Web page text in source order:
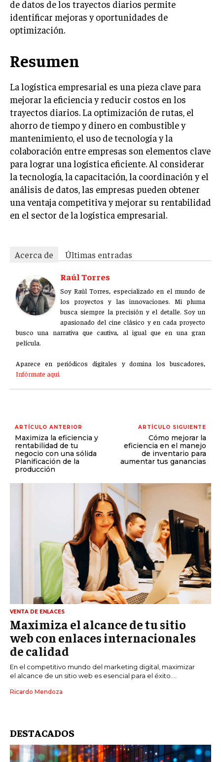
ÉTICA EMPRESARIAL Y RESPONSABILIDAD
SOCIAL
Acerca de Últimas entradas
Raúl Torres
Soy Raúl Torres, especializado en el mundo de los
proyectos y las innovaciones. Mi pluma busca
siempre la precisión y el detalle. Soy un
apasionado del cine clásico y en cada proyecto
busco una narrativa que cautiva, al igual que en una gran
película.
Aparece en periódicos digitales y domina los buscadores,
Infórmate aquí.
de datos de los trayectos diarios permite
identificar mejoras y oportunidades de
optimización.
Resumen
La logística empresarial es una pieza clave para
mejorar la eficiencia y reducir costos en los
trayectos diarios. La optimización de rutas, el
ahorro de tiempo y dinero en combustible y
mantenimiento, el uso de tecnología y la
colaboración entre empresas son elementos clave
para lograr una logística eficiente. Al considerar
la tecnología, la capacitación, la coordinación y el
análisis de datos, las empresas pueden obtener
una ventaja competitiva y mejorar su rentabilidad
en el sector de la logística empresarial.
Acerca de
Últimas entradas
Raúl Torres
Soy Raúl Torres, especializado en el mundo de
los proyectos y las innovaciones. Mi pluma
busca siempre la precisión y el detalle. Soy un
apasionado del cine clásico y en cada proyecto
busco una narrativa que cautiva, al igual que en una gran
película.
Aparece en periódicos digitales y domina los buscadores,
Infórmate aquí.
ARTÍCULO ANTERIOR
Maximiza la eficiencia y
rentabilidad de tu
negocio con una sólida
Planificación de la
producción
ARTÍCULO SIGUIENTE
Cómo mejorar la
eficiencia en el manejo
de inventario para
aumentar tus ganancias
VENTA DE ENLACES
Maximiza el alcance de tu sitio
web con enlaces internacionales
de calidad
En el competitivo mundo del marketing digital, maximizar
el alcance de un sitio web es esencial para el éxito....
Ricardo Mendoza
DESTACADOS